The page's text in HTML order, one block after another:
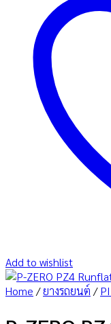
Add to wishlist
Home /ยางรถยนต์ /